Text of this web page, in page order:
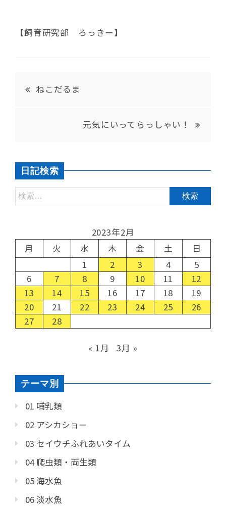
【飼育研究部 ろっきー】
ねこだるま
元気にいってらっしゃい！
日記検索
2023年2月
月
火 水 木 金 土
日
1
2 3 4
5
6
7 8 9 10 11
12
13
14 15 16 17 18
19
20
21 22 23 24 25
26
27
28
« 1月 3月 »
テーマ別
01 哺乳類
02 アシカショー
03 セイウチふれあいタイム
04 爬虫類・両生類
05 海水魚
06 淡水魚